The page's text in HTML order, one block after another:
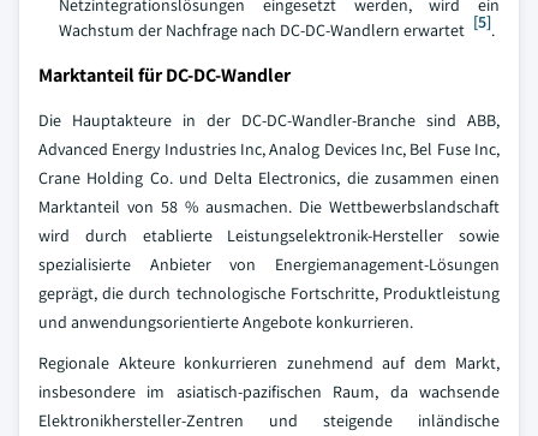
Wachstum der Nachfrage nach DC-DC-Wandlern erwartet [5].
Marktanteil für DC-DC-Wandler
Die Hauptakteure in der DC-DC-Wandler-Branche sind ABB,
Advanced Energy Industries Inc, Analog Devices Inc, Bel Fuse Inc,
Crane Holding Co. und Delta Electronics, die zusammen einen
Marktanteil von 58 % ausmachen. Die Wettbewerbslandschaft
wird durch etablierte Leistungselektronik-Hersteller sowie
spezialisierte Anbieter von Energiemanagement-Lösungen
geprägt, die durch technologische Fortschritte, Produktleistung
und anwendungsorientierte Angebote konkurrieren.
Regionale Akteure konkurrieren zunehmend auf dem Markt,
insbesondere im asiatisch-pazifischen Raum, da wachsende
Elektronikhersteller-Zentren und steigende inländische